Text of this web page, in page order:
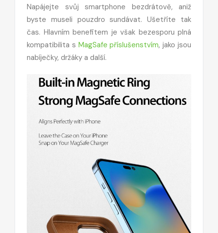
Napájejte svůj smartphone bezdrátově, aniž
byste museli pouzdro sundávat. Ušetříte tak
čas. Hlavním benefitem je však bezesporu plná
kompatibilita s MagSafe příslušenstvím, jako jsou
nabíječky, držáky a další.